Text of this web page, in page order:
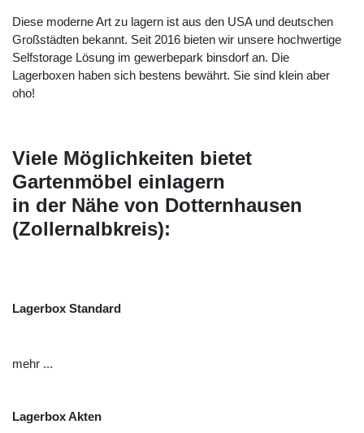
Diese moderne Art zu lagern ist aus den USA und deutschen
Großstädten bekannt. Seit 2016 bieten wir unsere
hochwertige Selfstorage Lösung im gewerbepark binsdorf
an. Die Lagerboxen haben sich bestens bewährt. Sie sind
klein aber oho!
Viele Möglichkeiten bietet
Gartenmöbel einlagern
in der Nähe von Dotternhausen
(Zollernalbkreis):
Lagerbox Standard
mehr ...
Lagerbox Akten